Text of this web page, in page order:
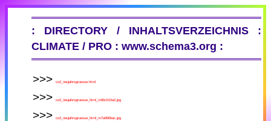
: DIRECTORY / INHALTSVERZEICHNIS :
CLIMATE / PRO : www.schema3.org :
co2_neujahrsgruesse.html
co2_neujahrsgruesse_html_m6bc515a2.jpg
co2_neujahrsgruesse_html_m7a990bac.jpg